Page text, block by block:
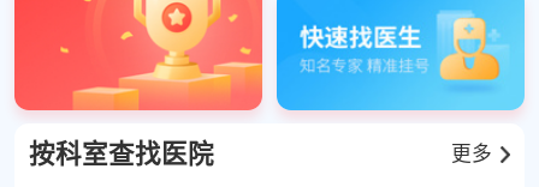
按科室查找医院 更多